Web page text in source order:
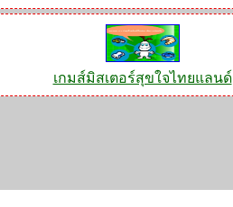
เกมส์มิสเตอร์สุขใจไทยแลนด์